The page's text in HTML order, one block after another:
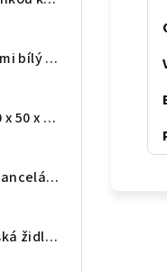
vidaXL Psací stůl se zásuvkami bílý 117 x 57 x 75 cm recyklované dřevo
vidaXL Recepční stůl bílý 180 x 50 x 103,5 cm, z umělého dřeva
vidaXL Masážní polohovací kancelářské křeslo světle šedé textil
vidaXL Polohovací kancelářská židle hnědá textil